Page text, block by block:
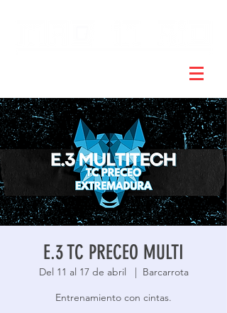
E.3 TC PRECEO MULTI
Del 11 al 17 de abril
  |
Barcarrota
Entrenamiento con cintas.